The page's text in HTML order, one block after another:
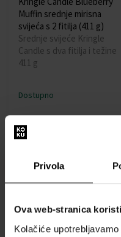
Privola
Ova web-stranica
Kolačiće
Muffin srednje mirisna
svijeća s 2 fitilja (411 g)
Srednje svijeće Kringle
Candle s dva fitilja i težine
411 g
Dostupno
28,00 €
Akcija